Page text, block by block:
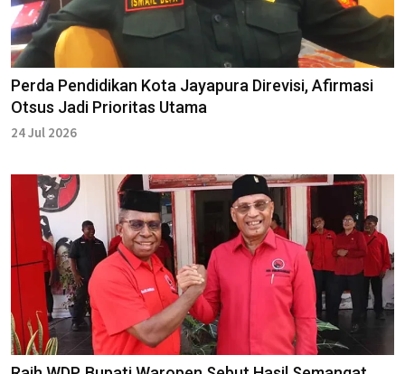
Perda Pendidikan Kota Jayapura Direvisi, Afirmasi
Otsus Jadi Prioritas Utama
24 Jul 2026